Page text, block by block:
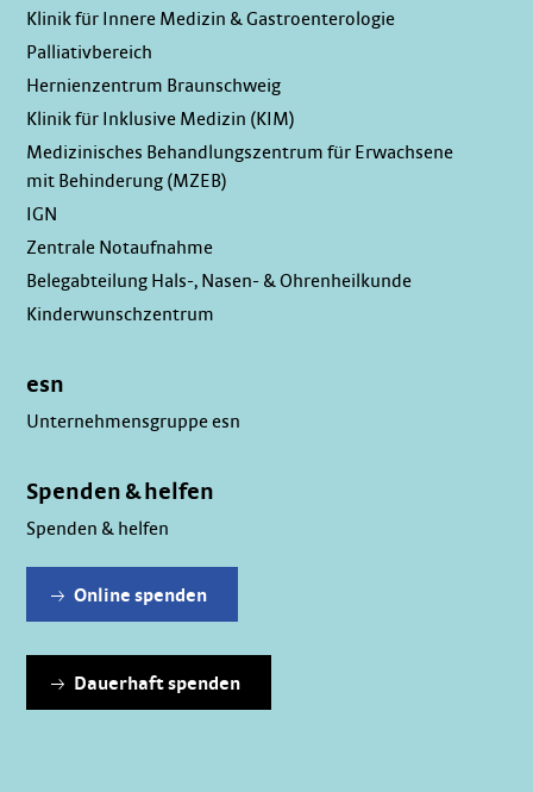
Klinik für Innere Medizin & Gastroenterologie
Palliativbereich
Hernienzentrum Braunschweig
Klinik für Inklusive Medizin (KIM)
Medizinisches Behandlungszentrum für Erwachsene
mit Behinderung (MZEB)
IGN
Zentrale Notaufnahme
Belegabteilung Hals-, Nasen- & Ohrenheilkunde
Kinderwunschzentrum
esn
Unternehmensgruppe esn
Spenden & helfen
Spenden & helfen
Online spenden
Dauerhaft spenden